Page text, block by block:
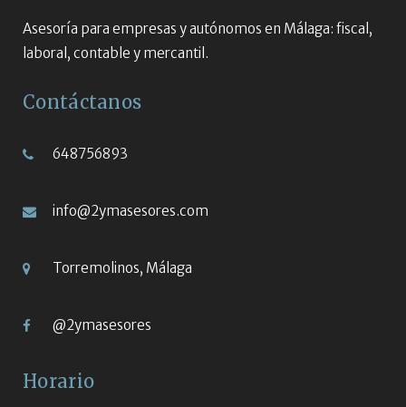
Asesoría para empresas y autónomos en Málaga: fiscal,
laboral, contable y mercantil.
Contáctanos
648756893
info@2ymasesores.com
Torremolinos, Málaga
@2ymasesores
Horario